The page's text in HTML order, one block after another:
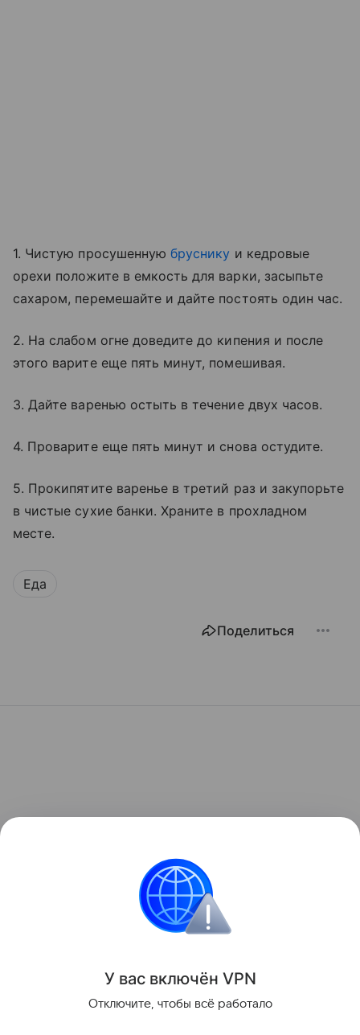
1. Чистую просушеннуюбруснику и кедровые
орехи положите в емкость для варки, засыпьте
сахаром, перемешайте и дайте постоять один час.
2. На слабом огне доведите до кипения и после
этого варите еще пять минут, помешивая.
3. Дайте варенью остыть в течение двух часов.
4. Проварите еще пять минут и снова остудите.
5. Прокипятите варенье в третий раз и закупорьте
в чистые сухие банки. Храните в прохладном
месте.
Еда
Поделиться
У вас включён VPN
Отключите, чтобы всё работало